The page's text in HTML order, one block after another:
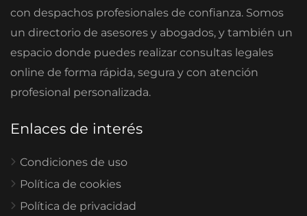
con despachos profesionales de confianza. Somos
un directorio de asesores y abogados, y también un
espacio donde puedes realizar consultas legales
online de forma rápida, segura y con atención
profesional personalizada.
Enlaces de interés
Condiciones de uso
Política de cookies
Política de privacidad